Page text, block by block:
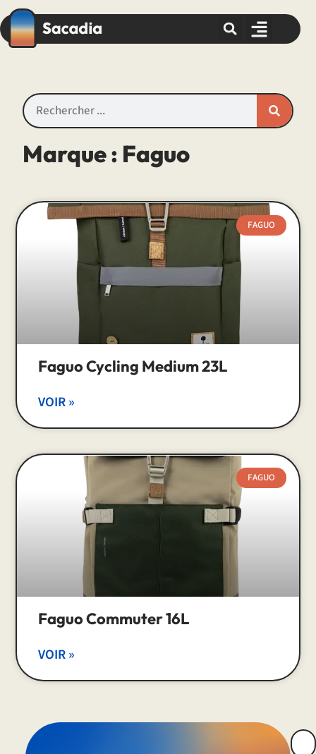
Marque : Faguo
FAGUO
Faguo Cycling Medium 23L
VOIR »
FAGUO
Faguo Commuter 16L
VOIR »